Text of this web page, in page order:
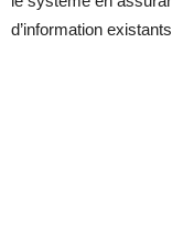
d’information